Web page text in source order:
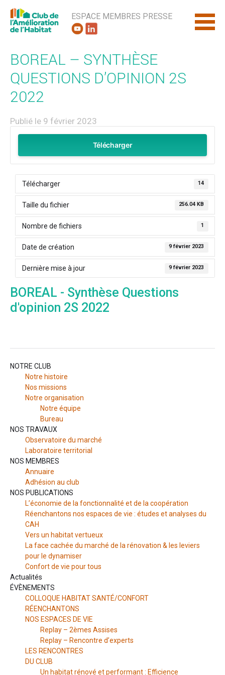
ESPACE MEMBRES PRESSE
BOREAL – SYNTHÈSE
QUESTIONS D’OPINION 2S
2022
Publié le 9 février 2023
Télécharger
Télécharger 14
Taille du fichier 256.04 KB
Nombre de fichiers 1
Date de création 9 février 2023
Dernière mise à jour 9 février 2023
BOREAL - Synthèse Questions
d'opinion 2S 2022
NOTRE CLUB
Notre histoire
Nos missions
Notre organisation
Notre équipe
Bureau
NOS TRAVAUX
Observatoire du marché
Laboratoire territorial
NOS MEMBRES
Annuaire
Adhésion au club
NOS PUBLICATIONS
L’économie de la fonctionnalité et de la coopération
Réenchantons nos espaces de vie : études et analyses du
CAH
Vers un habitat vertueux
La face cachée du marché de la rénovation & les leviers
pour le dynamiser
Confort de vie pour tous
Actualités
ÉVÈNEMENTS
COLLOQUE HABITAT SANTÉ/CONFORT
RÉENCHANTONS
NOS ESPACES DE VIE
Replay – 2èmes Assises
Replay – Rencontre d’experts
LES RENCONTRES
DU CLUB
Un habitat rénové et performant : Efficience